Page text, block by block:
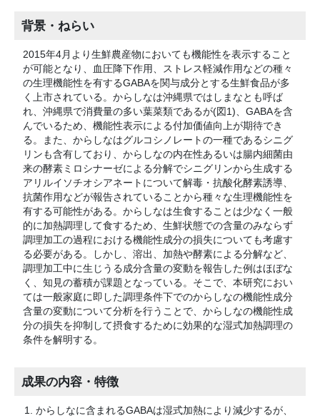
背景・ねらい
2015年4月より生鮮農産物においても機能性を表示すること
が可能となり、血圧降下作用、ストレス軽減作用などの種々
の生理機能性を有するGABAを関与成分とする生鮮食品が多
く上市されている。からしなは沖縄県ではしまなとも呼ば
れ、沖縄県で消費量の多い葉菜類であるが(図1)、GABAを含
んでいるため、機能性表示による付加価値向上が期待でき
る。また、からしなはグルコシノレートの一種であるシニグ
リンも含有しており、からしなの内在性あるいは腸内細菌由
来の酵素ミロシナーゼによる分解でシニグリンから生成する
アリルイソチオシアネートについて解毒・抗酸化酵素誘導、
抗菌作用などが報告されていることから種々な生理機能性を
有する可能性がある。からしなは生食することは少なく一般
的に加熱調理して食するため、生鮮状態での含量のみならず
調理加工の過程における機能性成分の損失についても考慮す
る必要がある。しかし、溶出、加熱や酵素による分解など、
調理加工中に生じうる成分含量の変動を報告した例はほぼな
く、知見の蓄積が課題となっている。そこで、本研究におい
ては一般家庭に即した調理条件下でのからしなの機能性成分
含量の変動について分析を行うことで、からしなの機能性成
分の損失を抑制して摂食するために効果的な湿式加熱調理の
条件を解明する。
成果の内容・特徴
からしなに含まれるGABAは湿式加熱により減少するが、